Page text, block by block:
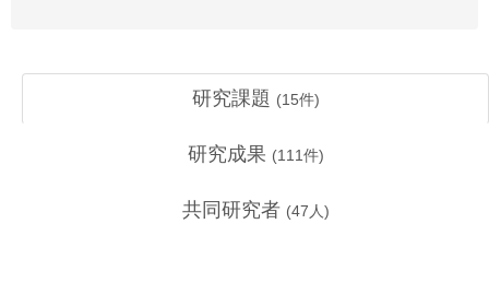
研究課題 (15件)
研究成果 (111件)
共同研究者 (47 人)